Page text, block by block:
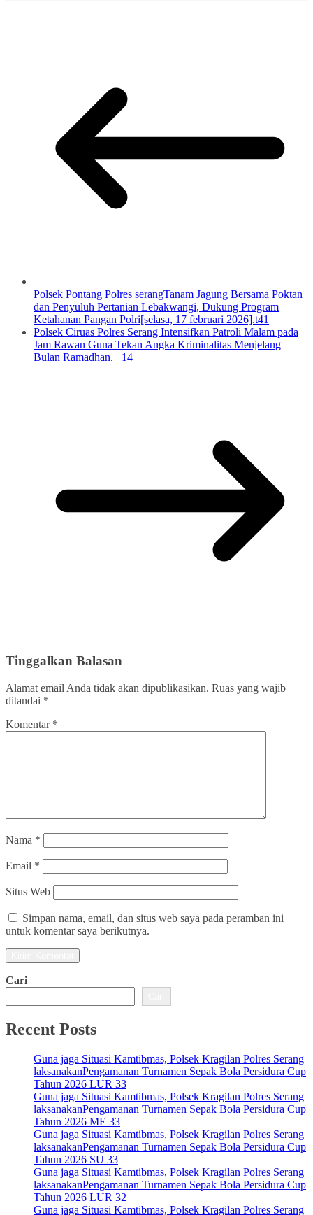
Polsek Pontang Polres serangTanam Jagung Bersama Poktan
dan Penyuluh Pertanian Lebakwangi, Dukung Program
Ketahanan Pangan Polri[selasa, 17 februari 2026].t41
Polsek Ciruas Polres Serang Intensifkan Patroli Malam pada
Jam Rawan Guna Tekan Angka Kriminalitas Menjelang
Bulan Ramadhan. 14
Tinggalkan Balasan
Alamat email Anda tidak akan dipublikasikan. Ruas yang wajib
ditandai *
Komentar *
Nama *
Email *
Situs Web
Simpan nama, email, dan situs web saya pada peramban ini
untuk komentar saya berikutnya.
Cari
Recent Posts
Guna jaga Situasi Kamtibmas, Polsek Kragilan Polres Serang
laksanakanPengamanan Turnamen Sepak Bola Persidura Cup
Tahun 2026 LUR 33
Guna jaga Situasi Kamtibmas, Polsek Kragilan Polres Serang
laksanakanPengamanan Turnamen Sepak Bola Persidura Cup
Tahun 2026 ME 33
Guna jaga Situasi Kamtibmas, Polsek Kragilan Polres Serang
laksanakanPengamanan Turnamen Sepak Bola Persidura Cup
Tahun 2026 SU 33
Guna jaga Situasi Kamtibmas, Polsek Kragilan Polres Serang
laksanakanPengamanan Turnamen Sepak Bola Persidura Cup
Tahun 2026 LUR 32
Guna jaga Situasi Kamtibmas, Polsek Kragilan Polres Serang